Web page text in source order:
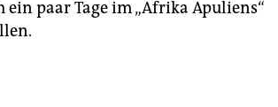
ein paar Tage im „Afrika Apuliens“